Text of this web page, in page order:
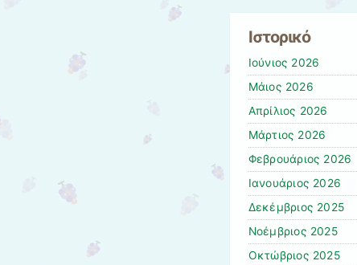
Ιστορικό
Ιούνιος 2026
Μάιος 2026
Απρίλιος 2026
Μάρτιος 2026
Φεβρουάριος 2026
Ιανουάριος 2026
Δεκέμβριος 2025
Νοέμβριος 2025
Οκτώβριος 2025